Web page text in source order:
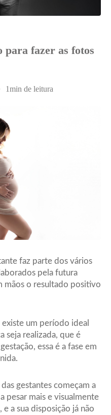
para fazer as fotos
1min de leitura
faz parte dos vários
pela futura
mãos o resultado positivo
um período ideal
seja realizada, que é
essa é a fase em
gestantes começam a
pesar mais e visualmente
e a sua disposição já não